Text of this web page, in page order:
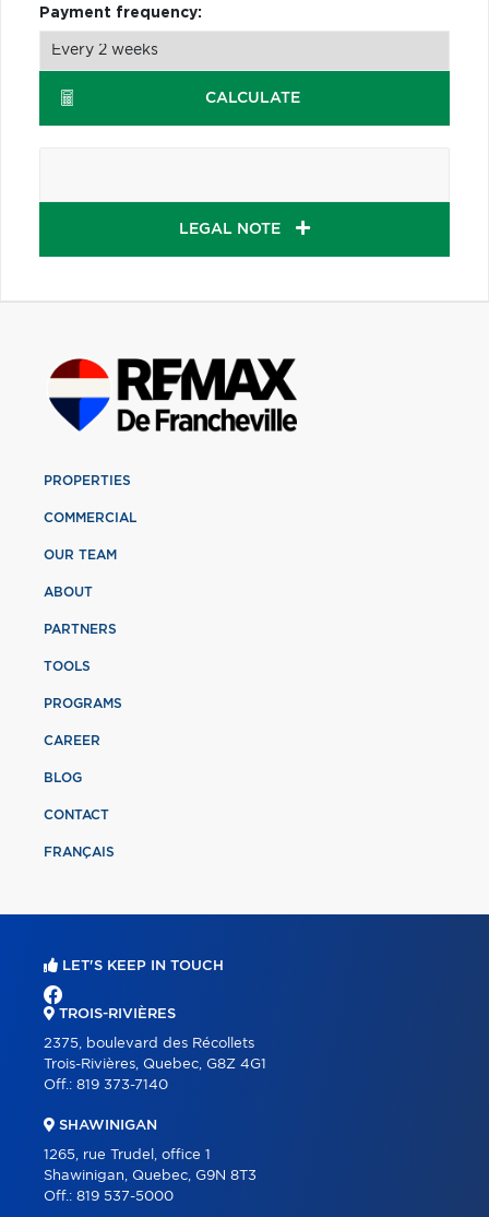
Payment frequency:
CALCULATE
LEGAL NOTE
PROPERTIES
COMMERCIAL
OUR TEAM
ABOUT
PARTNERS
TOOLS
PROGRAMS
CAREER
BLOG
CONTACT
FRANÇAIS
LET'S KEEP IN TOUCH
TROIS-RIVIÈRES
2375, boulevard des Récollets
Trois-Rivières, Quebec, G8Z 4G1
Off.: 819 373-7140
SHAWINIGAN
1265, rue Trudel, office 1
Shawinigan, Quebec, G9N 8T3
Off.: 819 537-5000